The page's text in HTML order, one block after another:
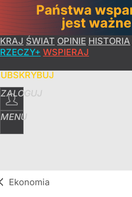
KRAJ ŚWIAT OPINIE HISTORIA
RZECZY+ WSPIERAJ
ZALOGUJ
MENU
Ekonomia